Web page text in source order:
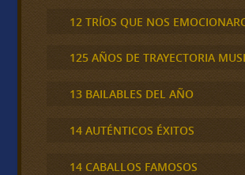
12 TRÍOS QUE NOS
125 AÑOS DE TRAYECTORIA
13 BAILABLES DEL AÑO
14 AUTÉNTICOS ÉXITOS
14 CABALLOS FAMOSOS